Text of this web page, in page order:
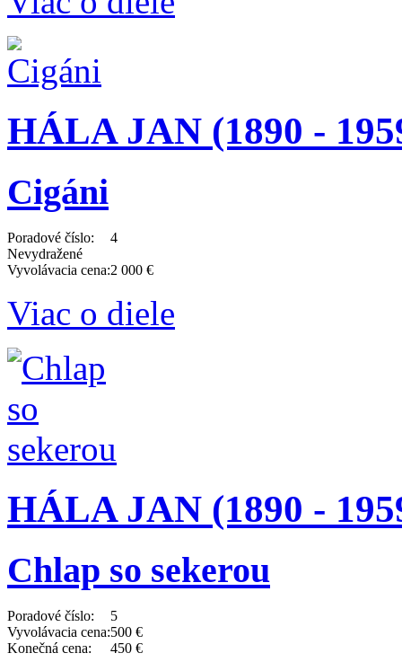
HÁLA JAN (1890 -
Cigáni
Poradové číslo:
4
Nevydražené
Vyvolávacia cena:2 000 €
Viac o diele
HÁLA JAN (1890 -
Chlap so sekerou
Poradové číslo:
5
Vyvolávacia cena:500 €
Konečná cena:
450 €